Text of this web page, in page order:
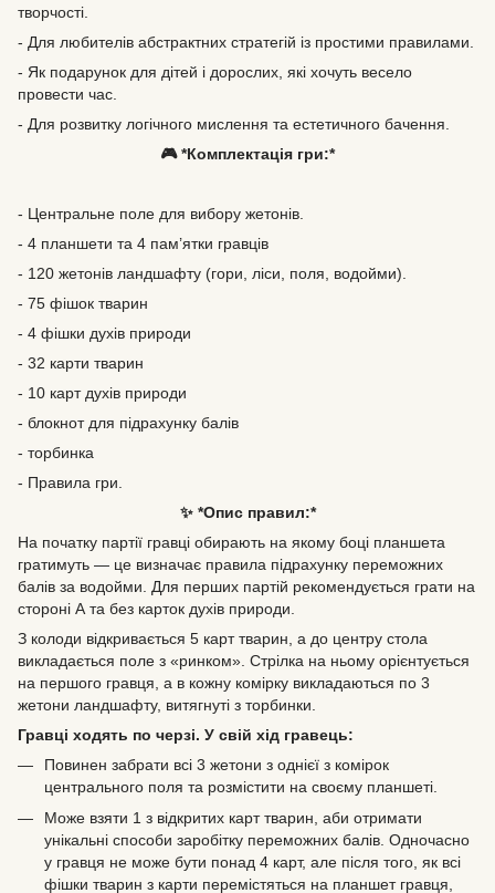
творчості.
- Для любителів абстрактних стратегій із простими правилами.
- Як подарунок для дітей і дорослих, які хочуть весело
провести час.
- Для розвитку логічного мислення та естетичного бачення.
🎮 *Комплектація гри:*
- Центральне поле для вибору жетонів.
- 4 планшети та 4 пам’ятки гравців
- 120 жетонів ландшафту (гори, ліси, поля, водойми).
- 75 фішок тварин
- 4 фішки духів природи
- 32 карти тварин
- 10 карт духів природи
- блокнот для підрахунку балів
- торбинка
- Правила гри.
✨ *Опис правил:*
На початку партії гравці обирають на якому боці планшета
гратимуть — це визначає правила підрахунку переможних
балів за водойми. Для перших партій рекомендується грати на
стороні А та без карток духів природи.
З колоди відкривається 5 карт тварин, а до центру стола
викладається поле з «ринком». Стрілка на ньому орієнтується
на першого гравця, а в кожну комірку викладаються по 3
жетони ландшафту, витягнуті з торбинки.
Гравці ходять по черзі. У свій хід гравець:
Повинен забрати всі 3 жетони з однієї з комірок
центрального поля та розмістити на своєму планшеті.
Може взяти 1 з відкритих карт тварин, аби отримати
унікальні способи заробітку переможних балів. Одночасно
у гравця не може бути понад 4 карт, але після того, як всі
фішки тварин з карти перемістяться на планшет гравця,